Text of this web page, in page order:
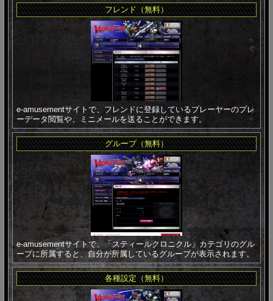
フレンド（無料）
e-amusementサイトで、フレンドに登録しているプレーヤーのプレ
ーデータ閲覧や、ミニメールを送ることができます。
グループ（無料）
e-amusementサイトで、「スティールクロニクル」カテゴリのグル
ープに所属すると、自分が所属しているグループが表示されます。
各種設定（無料）